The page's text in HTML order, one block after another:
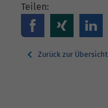
Teilen:
Zurück zur Übersicht